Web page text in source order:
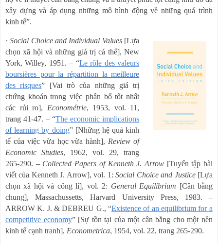
xây dựng và áp dụng những mô hình động về những quá trình
kinh tế”.
· Social Choice and Individual Values [Lựa
chọn xã hội và những giá trị cá thể], New
York, Willey, 1951.– “Le rôle des valeurs
boursières pour la répartition la meilleure
des risques” [Vai trò của những giá trị
chứng khoán trong việc phân bổ tốt nhất
các rủi ro], Econométrie, 1953, vol. 11,
trang 41-47.– “The economic implications
of learning by doing”[Những hệ quả kinh
tế của việc vừa học vừa hành], Review of
Economic Studies, 1962, vol. 29, trang
265-290. – Collected Papers of Kenneth J. Arrow[Tuyển tập bài
viết của Kenneth J. Arrow], vol. 1:Social Choice and Justice[Lựa
chọn xã hội và công lí], vol. 2: General Equilibrium [Cân bằng
chung], Massachussetts, Harvard University Press, 1983. –
ARROW K. J. & DEBREU G., “Existence of an equilibrium for a
competitive economy”[Sự tồn tại của một cân bằng cho một nền
kinh tế cạnh tranh], Econometrica, 1954, vol. 22, trang 265-290.